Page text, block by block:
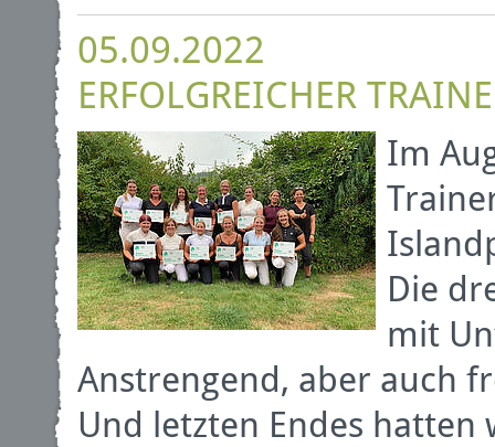
05.09.2022
ERFOLGREICHER
Im
Die
mit
Anstrengend, aber auch
Und letzten Endes